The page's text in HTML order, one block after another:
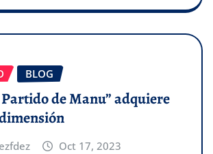
BLOG
de Manu” adquiere
Oct 17, 2023